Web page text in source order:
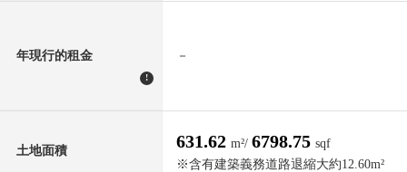
年現行的租金
!
－
土地面積 631.62 m²/ 6798.75 sqf
※含有建築義務道路退縮大約12.60m²